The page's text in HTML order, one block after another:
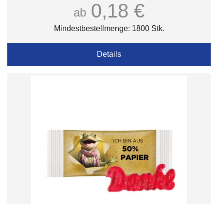
ab 0,18 €
Mindestbestellmenge: 1800 Stk.
Details